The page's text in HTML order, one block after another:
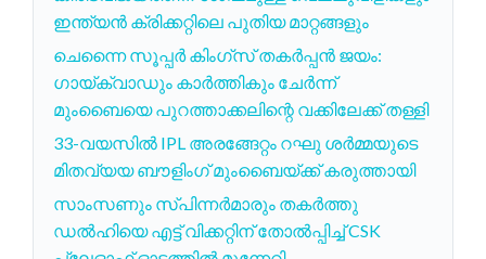
ഇന്ത്യൻ ക്രിക്കറ്റിലെ പുതിയ മാറ്റങ്ങളും
ചെന്നൈ സൂപ്പർ കിംഗ്സ് തകർപ്പൻ ജയം:
ഗായ്ക്വാഡും കാർത്തികും ചേർന്ന്
മുംബൈയെ പുറത്താക്കലിന്റെ വക്കിലേക്ക് തള്ളി
33-വയസിൽ IPL അരങ്ങേറ്റം റഘു ശർമ്മയുടെ
മിതവ്യയ ബൗളിംഗ് മുംബൈയ്ക്ക് കരുത്തായി
സാംസണും സ്പിന്നർമാരും തകർത്തു
ഡൽഹിയെ എട്ട് വിക്കറ്റിന് തോൽപ്പിച്ച് CSK